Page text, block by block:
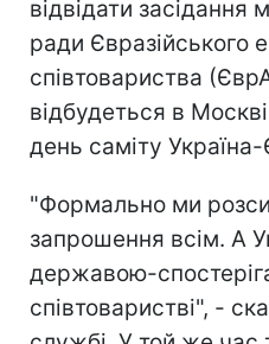
відвідати засідання
ради Євразійського
співтовариства
відбудеться в
день саміту
"Формально ми
запрошення всім. А
державою-
співтоваристві", -